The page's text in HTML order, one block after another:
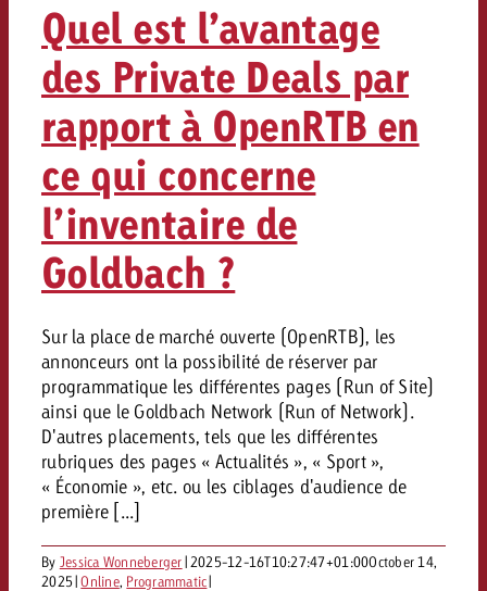
Quel est l’avantage
des Private Deals par
rapport à OpenRTB en
ce qui concerne
l’inventaire de
Goldbach ?
Sur la place de marché ouverte (OpenRTB), les
annonceurs ont la possibilité de réserver par
programmatique les différentes pages (Run of Site)
ainsi que le Goldbach Network (Run of Network).
D'autres placements, tels que les différentes
rubriques des pages « Actualités », « Sport »,
« Économie », etc. ou les ciblages d'audience de
première [...]
By Jessica Wonneberger| 2025-12-16T10:27:47+01:00October 14,
2025|Online, Programmatic|